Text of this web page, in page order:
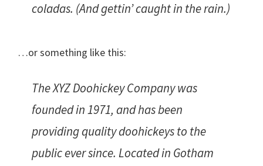
coladas. (And gettin’ caught in the rain.)
…or something like this:
The XYZ Doohickey Company was
founded in 1971, and has been
providing quality doohickeys to the
public ever since. Located in Gotham